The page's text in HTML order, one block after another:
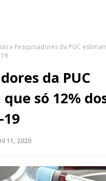
Pesquisadores da PUC
da PUC
só 12%
11, 2020